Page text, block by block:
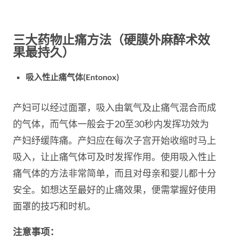
三大药物止痛方法（硬膜外麻醉术效
果最持久）
吸入性止痛气体(Entonox)
产妇可以经过面罩，吸入由氧气及止痛气混合而成
的气体，而气体一般会于20至30秒内发挥功效为
产妇纾缓阵痛。产妇应在每次子宫开始收缩时马上
吸入，让止痛气体可及时发挥作用。使用吸入性止
痛气体的方法非常简单，而且对母亲和婴儿都十分
安全。如想达至最好的止痛效果，便需掌握好使用
面罩的技巧和时机。
注意事项：